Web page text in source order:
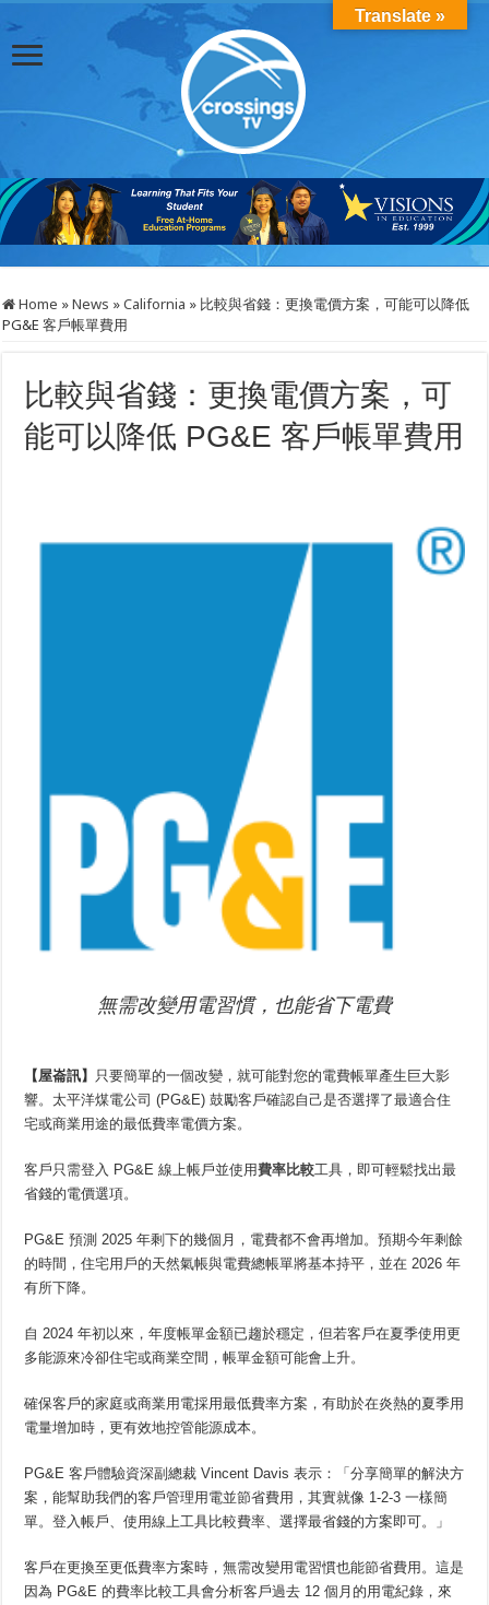
Home »News »California » 比較與省錢：更換電價方案，可能可以降低
PG&E 客戶帳單費用
比較與省錢：更換電價方案，可
能可以降低 PG&E 客戶帳單費用
無需改變用電習慣，也能省下電費
【屋崙訊】
只要簡單的一個改變，就可能對您的電費帳單產生巨大影
響。太平洋煤電公司 (PG&E) 鼓勵客戶確認自己是否選擇了最適合住
宅或商業用途的最低費率電價方案。
客戶只需登入 PG&E 線上帳戶並使用費率比較工具，即可輕鬆找出最
省錢的電價選項。
PG&E 預測 2025 年剩下的幾個月，電費都不會再增加。預期今年剩餘
的時間，住宅用戶的天然氣帳與電費總帳單將基本持平，並在 2026 年
有所下降。
自 2024 年初以來，年度帳單金額已趨於穩定，但若客戶在夏季使用更
多能源來冷卻住宅或商業空間，帳單金額可能會上升。
確保客戶的家庭或商業用電採用最低費率方案，有助於在炎熱的夏季用
電量增加時，更有效地控管能源成本。
PG&E 客戶體驗資深副總裁 Vincent Davis 表示：「分享簡單的解決方
案，能幫助我們的客戶管理用電並節省費用，其實就像 1-2-3 一樣簡
單。登入帳戶、使用線上工具比較費率、選擇最省錢的方案即可。」
客戶在更換至更低費率方案時，無需改變用電習慣也能節省費用。這是
因為 PG&E 的費率比較工具會分析客戶過去 12 個月的用電紀錄，來
Translate »